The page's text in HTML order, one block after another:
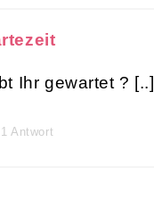
Ihr gewartet ? [..]
Antwort